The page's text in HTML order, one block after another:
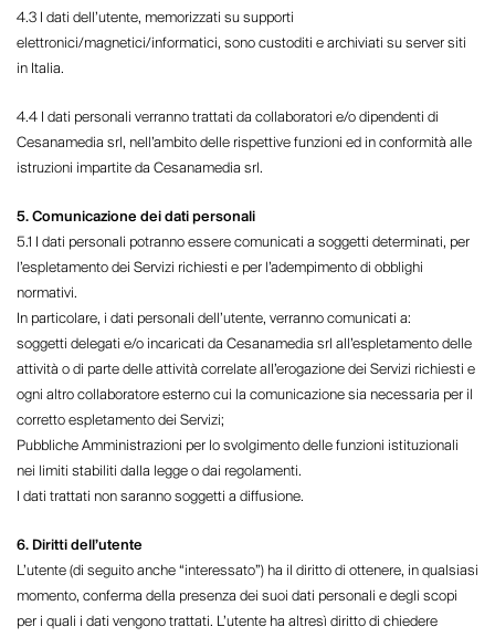
4.3 I dati dell’utente, memorizzati su supporti
elettronici/magnetici/informatici, sono custoditi e archiviati su server siti
in Italia.
4.4 I dati personali verranno trattati da collaboratori e/o dipendenti di
Cesanamedia srl, nell’ambito delle rispettive funzioni ed in conformità alle
istruzioni impartite da Cesanamedia srl.
5. Comunicazione dei dati personali
5.1 I dati personali potranno essere comunicati a soggetti determinati, per
l’espletamento dei Servizi richiesti e per l’adempimento di obblighi
normativi.
In particolare, i dati personali dell’utente, verranno comunicati a:
soggetti delegati e/o incaricati da Cesanamedia srl all’espletamento delle
attività o di parte delle attività correlate all’erogazione dei Servizi richiesti e
ogni altro collaboratore esterno cui la comunicazione sia necessaria per il
corretto espletamento dei Servizi;
Pubbliche Amministrazioni per lo svolgimento delle funzioni istituzionali
nei limiti stabiliti dalla legge o dai regolamenti.
I dati trattati non saranno soggetti a diffusione.
6. Diritti dell’utente
L’utente (di seguito anche “interessato”) ha il diritto di ottenere, in qualsiasi
momento, conferma della presenza dei suoi dati personali e degli scopi
per i quali i dati vengono trattati. L’utente ha altresì diritto di chiedere